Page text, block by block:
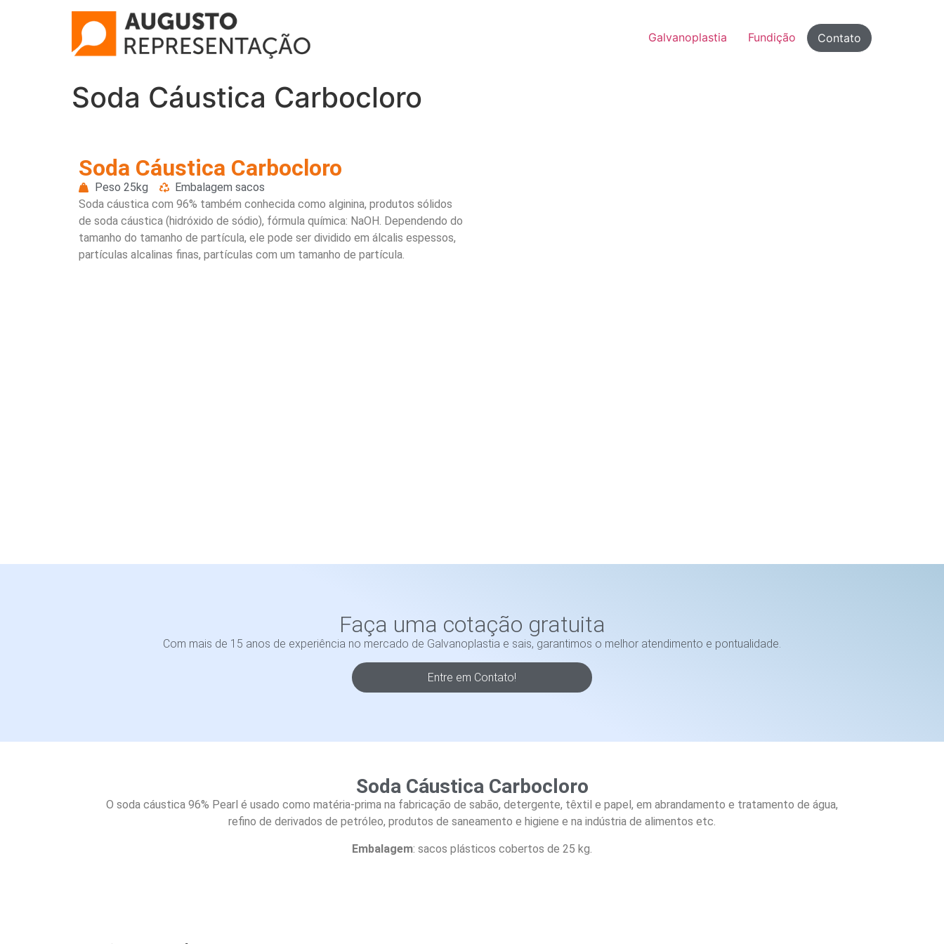
Galvanoplastia Fundição Contato
Soda Cáustica Carbocloro
Soda Cáustica Carbocloro
Peso 25kg
Embalagem sacos
Soda cáustica com 96% também conhecida como alginina, produtos sólidos
de soda cáustica (hidróxido de sódio), fórmula química: NaOH. Dependendo do
tamanho do tamanho de partícula, ele pode ser dividido em álcalis espessos,
partículas alcalinas finas, partículas com um tamanho de partícula.
Faça uma cotação gratuita
Com mais de 15 anos de experiência no mercado de Galvanoplastia e sais, garantimos o melhor atendimento e pontualidade.
Entre em Contato!
Soda Cáustica Carbocloro
O soda cáustica 96% Pearl é usado como matéria-prima na fabricação de sabão, detergente, têxtil e papel, em abrandamento e tratamento de água,
refino de derivados de petróleo, produtos de saneamento e higiene e na indústria de alimentos etc.
Embalagem: sacos plásticos cobertos de 25 kg.